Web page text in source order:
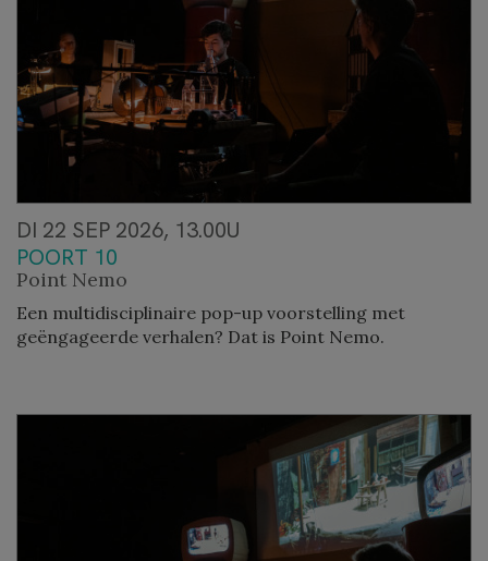
DI 22 SEP 2026, 13.00U
POORT 10
Point Nemo
Een multidisciplinaire pop-up voorstelling met
geëngageerde verhalen? Dat is Point Nemo.